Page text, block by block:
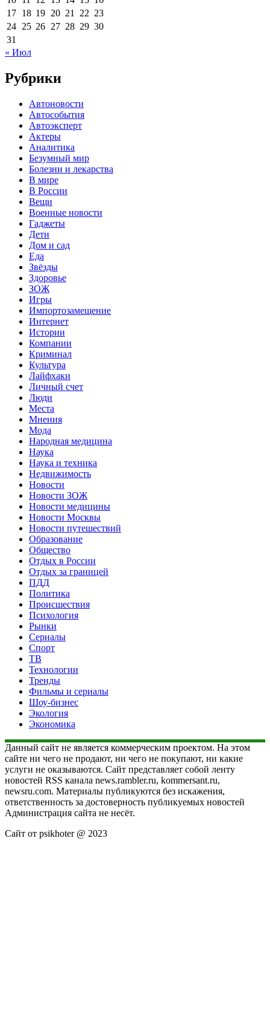
17 18 19 20 21 22 23
24 25 26 27 28 29 30
31
« Июл
Рубрики
Автоновости
Автособытия
Автоэксперт
Актеры
Аналитика
Безумный мир
Болезни и лекарства
В мире
В России
Вещи
Военные новости
Гаджеты
Дети
Дом и сад
Еда
Звёзды
Здоровье
ЗОЖ
Игры
Импортозамещение
Интернет
Истории
Компании
Криминал
Культура
Лайфхаки
Личный счет
Люди
Места
Мнения
Мода
Народная медицина
Наука
Наука и техника
Недвижимость
Новости
Новости ЗОЖ
Новости медицины
Новости Москвы
Новости путешествий
Образование
Общество
Отдых в России
Отдых за границей
ПДД
Политика
Происшествия
Психология
Рынки
Сериалы
Спорт
ТВ
Технологии
Тренды
Фильмы и сериалы
Шоу-бизнес
Экология
Экономика
Данный сайт не является коммерческим проектом. На этом
сайте ни чего не продают, ни чего не покупают, ни какие
услуги не оказываются. Сайт представляет собой ленту
новостей RSS канала news.rambler.ru, kommersant.ru,
newsru.com. Материалы публикуются без искажения,
ответственность за достоверность публикуемых новостей
Администрация сайта не несёт.
Сайт от psikhoter @ 2023